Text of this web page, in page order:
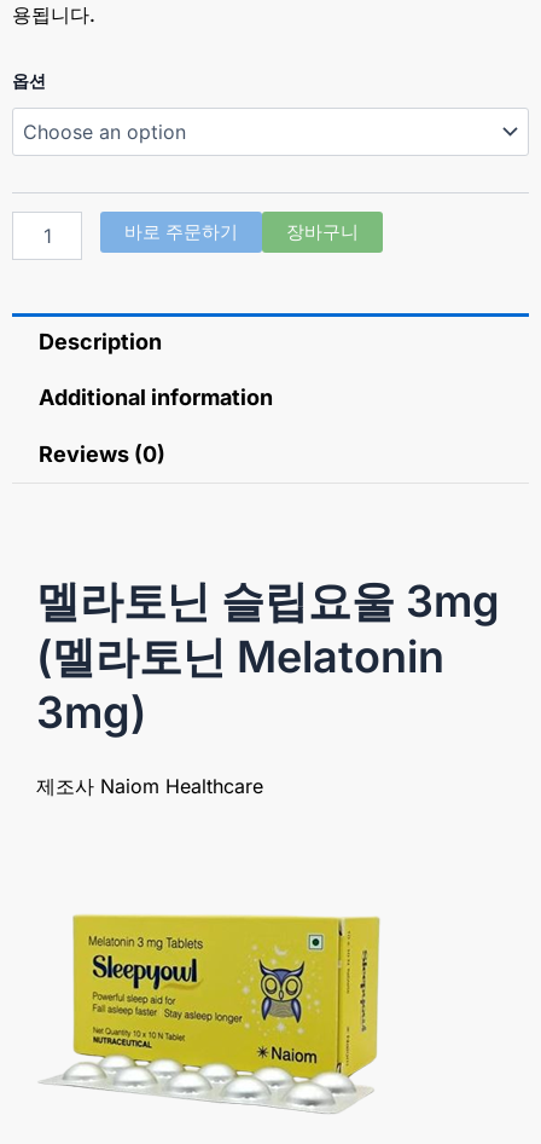
용됩니다.
옵션
멜
토
립
요
라
Melatonin
바로 주문하기 장바구니
Description
Additional information
Reviews (0)
멜라토닌 슬립요울 3mg
(멜라토닌 Melatonin
3mg)
제조사 Naiom Healthcare